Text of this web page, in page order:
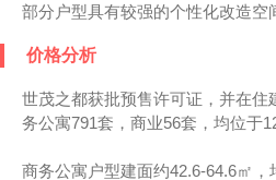
部分户型具有较强的个性化改造空
价格分析
世茂之都获批预售许可证，并在住
务公寓791套，商业56套，均位于12
商务公寓户型建面约42.6-64.6㎡